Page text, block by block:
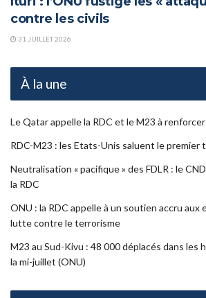
contre les civils
31 JUILLET 2026
À la une
Le Qatar appelle la RDC et le M23 à
RDC-M23 : les Etats-Unis saluent le
Neutralisation « pacifique » des FDLR : le
la RDC
ONU : la RDC appelle à un soutien accru
lutte contre le terrorisme
M23 au Sud-Kivu : 48 000 déplacés dans les
la mi-juillet (ONU)